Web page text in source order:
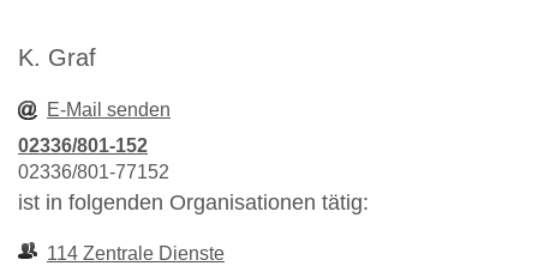
K. Graf
E-Mail senden
02336/801-152
02336/801-77152
ist in folgenden Organisationen tätig:
114 Zentrale Dienste